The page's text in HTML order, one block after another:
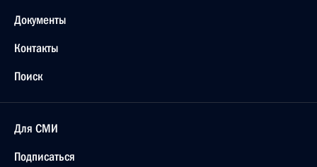
Документы
Контакты
Поиск
Для СМИ
Подписаться